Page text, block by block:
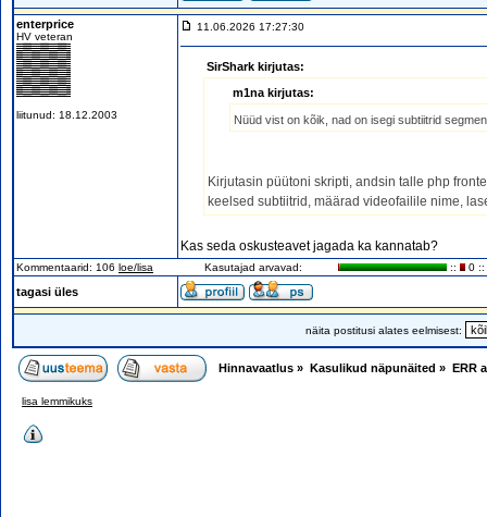
enterprice
HV veteran
liitunud: 18.12.2003
11.06.2026 17:27:30
SirShark kirjutas:
m1na kirjutas:
Nüüd vist on kõik, nad on isegi subtiitrid
Kirjutasin püütoni skripti, andsin talle php
keelsed subtiitrid, määrad videofailile nime,
Kas seda oskusteavet jagada ka kannatab?
Kommentaarid: 106 loe/lisa Kasutajad arvavad: :: 0 ::
tagasi üles
näita postitusi alates eelmisest:
Hinnavaatlus » Kasulikud näpunäited » ERR
lisa lemmikuks